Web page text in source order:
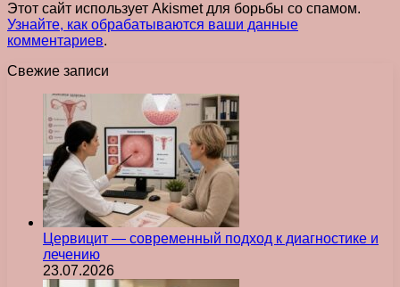
Этот сайт использует Akismet для борьбы со спамом.
Узнайте, как обрабатываются ваши данные
комментариев.
Свежие записи
Цервицит — современный подход к диагностике и
лечению
23.07.2026